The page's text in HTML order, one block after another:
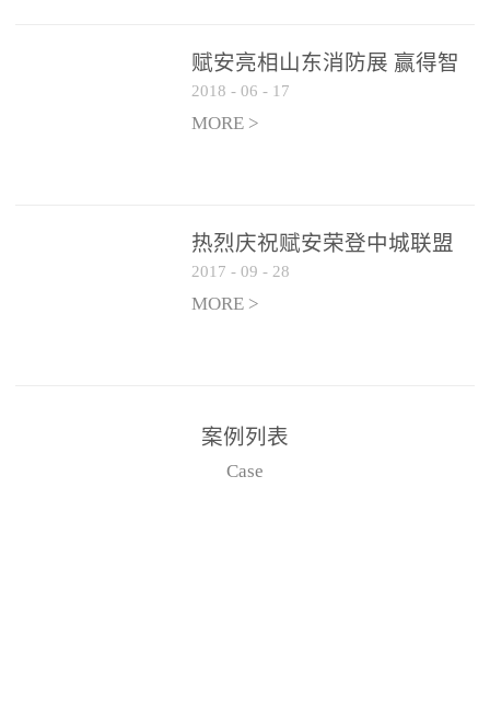
两者之间通过以太网相
联，一台监控主机最多可
带载16台探测器同时探测
场电源箱或集中电源上接
赋安亮相山东消防展 赢得智
慧消防新荣耀
2018 - 06 - 17
MORE >
热烈庆祝赋安荣登中城联盟
联合采购战略合作平台
2017 - 09 - 28
MORE >
案例列表
Case